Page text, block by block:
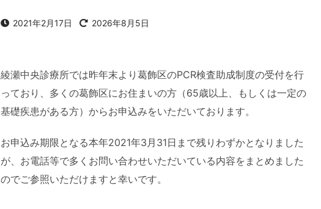
2021年2月17日 2026年8月5日
綾瀬中央診療所では昨年末より葛飾区のPCR検査助成制度の受付を行
っており、多くの葛飾区にお住まいの方（65歳以上、もしくは一定の
基礎疾患がある方）からお申込みをいただいております。
お申込み期限となる本年2021年3月31日まで残りわずかとなりました
が、お電話等で多くお問い合わせいただいている内容をまとめました
のでご参照いただけますと幸いです。